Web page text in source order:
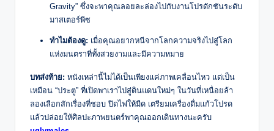
Gravity” ซึ่งจะพาคุณลอยละล่องไปกับงานโปรดักชันระดับ
มาสเตอร์พีซ
ทำไมต้องดู: เมื่อคุณอยากหนีจากโลกความจริงไปสู่โลก
แห่งมนตราที่ทั้งสวยงามและมีความหมาย
บทส่งท้าย: หนังเหล่านี้ไม่ได้เป็นเพียงแค่ภาพเคลื่อนไหว แต่เป็น
เหมือน “ประตู” ที่เปิดพาเราไปสู่ดินแดนใหม่ๆ ในวันที่เหนื่อยล้า
ลองเลือกสักเรื่องที่ชอบ ปิดไฟให้มืด เตรียมเครื่องดื่มแก้วโปรด
แล้วปล่อยให้ศิลปะภาพยนตร์พาคุณออกเดินทางนะครับ